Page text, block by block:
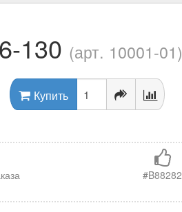
130 (арт. 10001-01)
Купить
#B88282